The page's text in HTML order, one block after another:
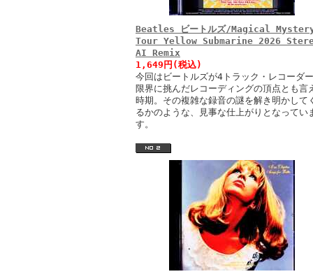
Beatles ビートルズ/Magical
Tour Yellow Submarine 2026
AI Remix
1,649円(税込)
今回はビートルズが4トラック・レコーダ
限界に挑んだレコーディングの頂点とも言
時期。その複雑な録音の謎を解き明かして
るかのような、見事な仕上がりとなってい
す。